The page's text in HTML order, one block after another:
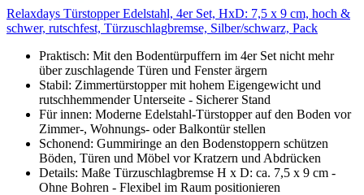
Relaxdays Türstopper Edelstahl, 4er Set, HxD: 7,5 x 9 cm, hoch &
schwer, rutschfest, Türzuschlagbremse, Silber/schwarz, Pack
Praktisch: Mit den Bodentürpuffern im 4er Set nicht mehr
über zuschlagende Türen und Fenster ärgern
Stabil: Zimmertürstopper mit hohem Eigengewicht und
rutschhemmender Unterseite - Sicherer Stand
Für innen: Moderne Edelstahl-Türstopper auf den Boden vor
Zimmer-, Wohnungs- oder Balkontür stellen
Schonend: Gummiringe an den Bodenstoppern schützen
Böden, Türen und Möbel vor Kratzern und Abdrücken
Details: Maße Türzuschlagbremse H x D: ca. 7,5 x 9 cm -
Ohne Bohren - Flexibel im Raum positionieren